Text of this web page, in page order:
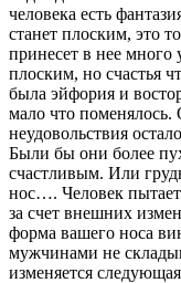
человека есть
станет плоским, это
принесет в нее много
плоским, но счастья
была эйфория и
мало что
неудовольствия
Были бы они более
счастливым. Или
нос…. Человек
за счет внешних
форма вашего носа
мужчинами не
изменяется следующая